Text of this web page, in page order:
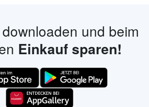
und beim
Einkauf sparen!